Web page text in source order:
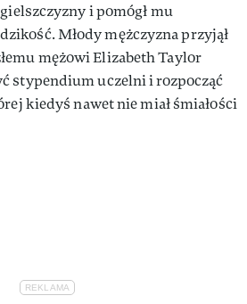
i pomógł mu
Młody mężczyzna przyjął
mężowi Elizabeth Taylor
stypendium uczelni i rozpocząć
kiedyś nawet nie miał śmiałości